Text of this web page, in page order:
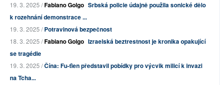
19. 3. 2025 /Fabiano Golgo Srbská policie údajně použila sonické dělo
k rozehnání demonstrace ...
19. 3. 2025 /Potravinová bezpečnost
18. 3. 2025 /Fabiano Golgo Izraelská beztrestnost je kronika opakující
se tragédie
19. 3. 2025 /Čína: Fu-ťien představil pobídky pro výcvik milicí k invazi
na Tcha...